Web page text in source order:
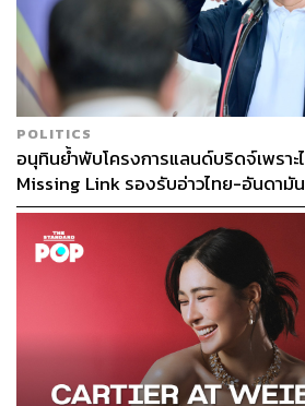
POLITICS
อนุทินย้ำพับโครงการแลนด์บริดจ์เพรา
Missing Link รองรับอ่าวไทย-อันดามัน